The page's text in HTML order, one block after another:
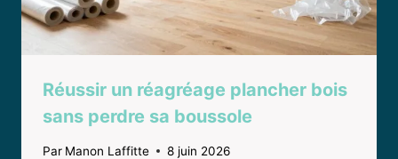
Réussir un réagréage plancher bois
sans perdre sa boussole
Par Manon Laffitte 8 juin 2026